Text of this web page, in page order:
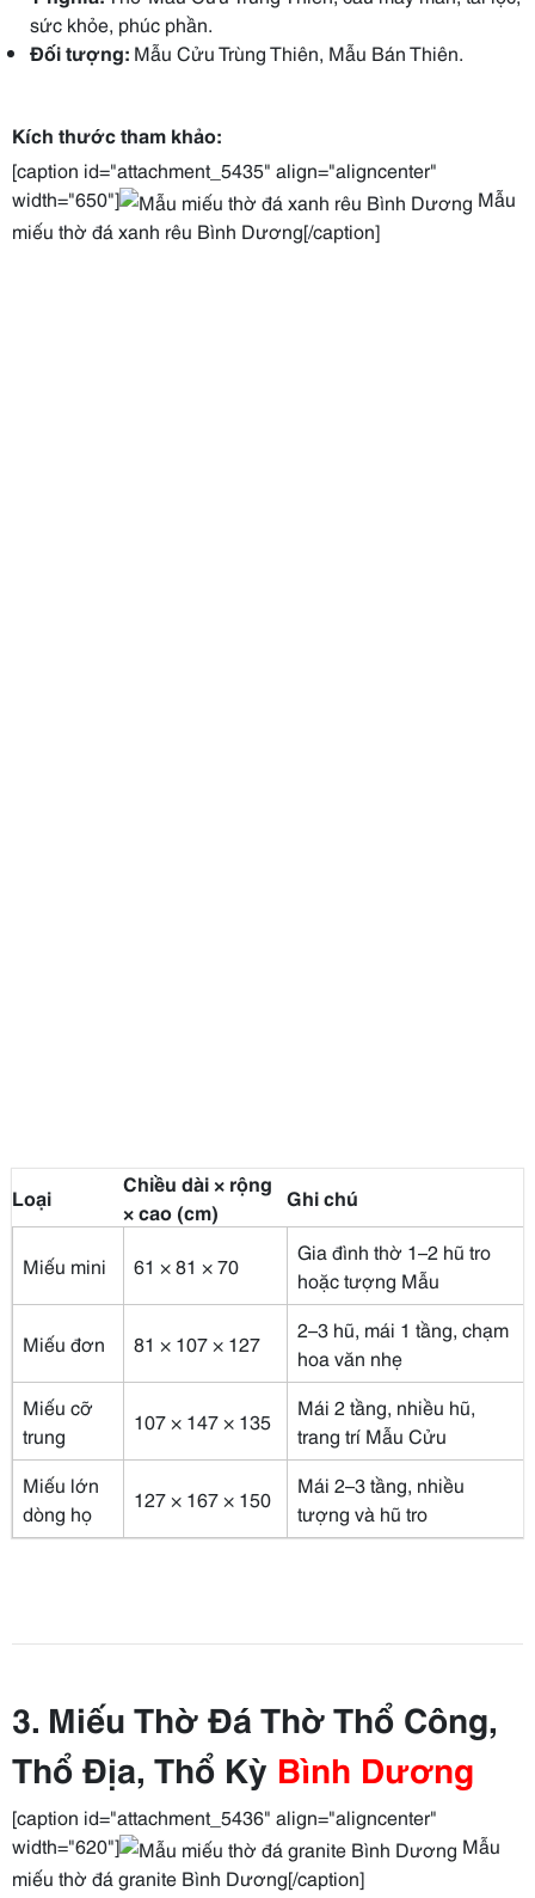
sức khỏe, phúc phần.
Đối tượng: Mẫu Cửu Trùng Thiên, Mẫu Bán Thiên.
Kích thước tham khảo:
[caption id="attachment_5435" align="aligncenter"
width="650"]
Mẫu
miếu thờ đá xanh rêu Bình Dương[/caption]
Loại
Chiều dài × rộng
× cao (cm)
Ghi chú
Miếu mini 61 × 81 × 70
Gia đình thờ 1–2 hũ tro
hoặc tượng Mẫu
Miếu đơn 81 × 107 × 127
2–3 hũ, mái 1 tầng, chạm
hoa văn nhẹ
Miếu cỡ
trung
107 × 147 × 135
Mái 2 tầng, nhiều hũ,
trang trí Mẫu Cửu
Miếu lớn
dòng họ
127 × 167 × 150
Mái 2–3 tầng, nhiều
tượng và hũ tro
3. Miếu Thờ Đá Thờ Thổ Công,
Thổ Địa, Thổ Kỳ Bình Dương
[caption id="attachment_5436" align="aligncenter"
width="620"]
Mẫu
miếu thờ đá granite Bình Dương[/caption]